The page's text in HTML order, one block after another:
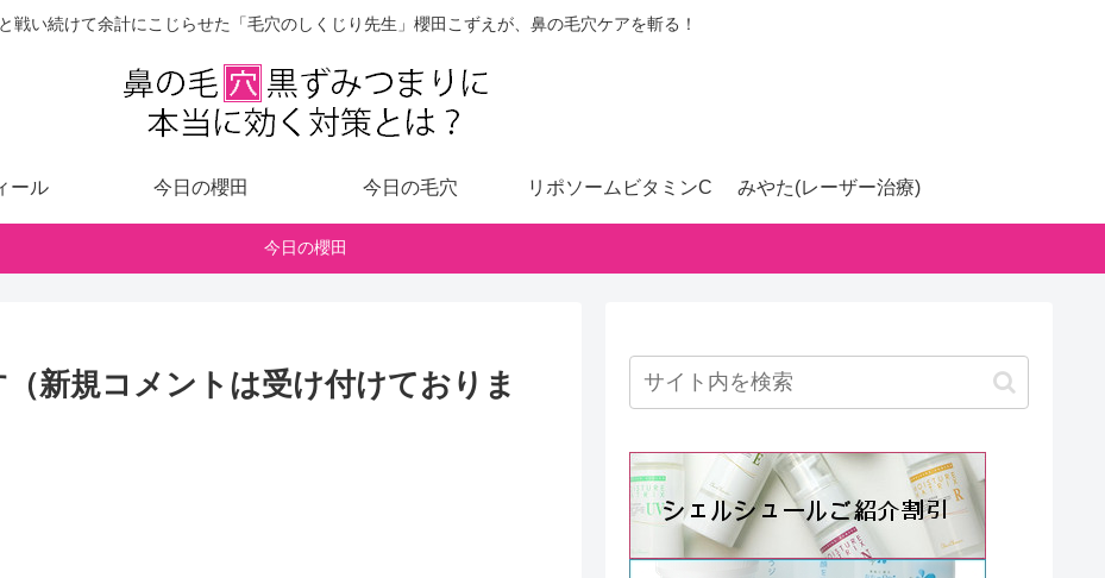
戦い続けて余計にこじらせた「毛穴のしくじり先生」櫻田こずえが、鼻の毛穴ケアを斬る！
ール 今日の櫻田 今日の毛穴 リポソームビタミンC みやた(レーザー治療)
今日の櫻田
新規コメントは受け付けておりま